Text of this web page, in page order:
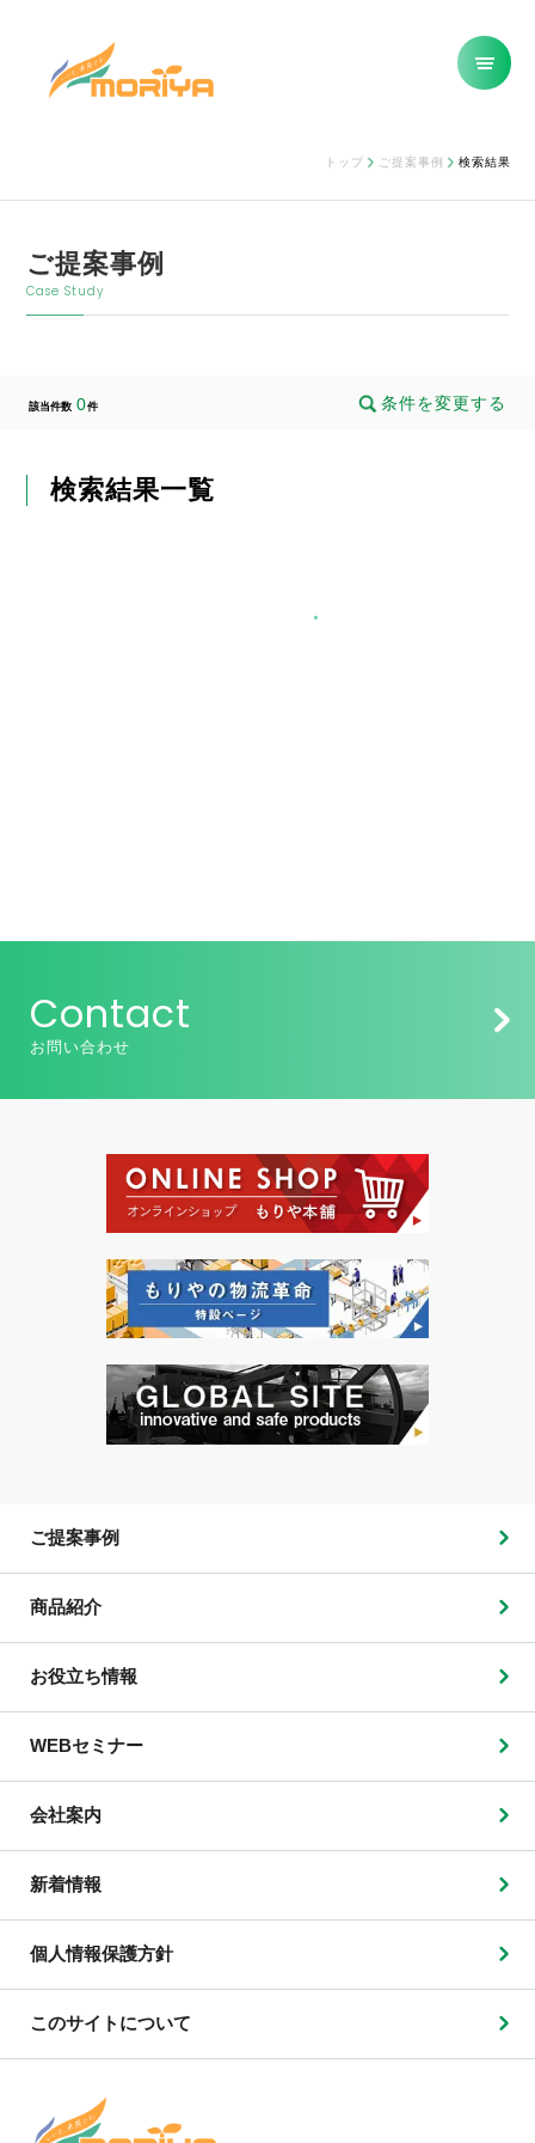
トップ ご提案事例 検索結果
ご提案事例
Case Study
該当件数 0件 条件を変更する
検索結果一覧
Contact
お問い合わせ
ご提案事例
商品紹介
お役立ち情報
WEBセミナー
会社案内
新着情報
個人情報保護方針
このサイトについて